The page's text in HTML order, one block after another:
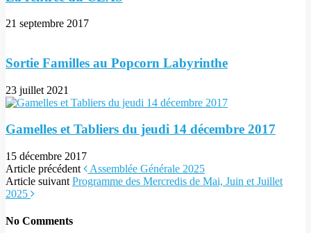
21 septembre 2017
Sortie Familles au Popcorn Labyrinthe
23 juillet 2021
Gamelles et Tabliers du jeudi 14 décembre 2017
15 décembre 2017
Article précédent
Assemblée Générale 2025
Article suivant Programme des Mercredis de Mai, Juin et Juillet
2025
No Comments